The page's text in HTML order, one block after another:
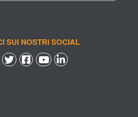
SUI NOSTRI SOCIAL